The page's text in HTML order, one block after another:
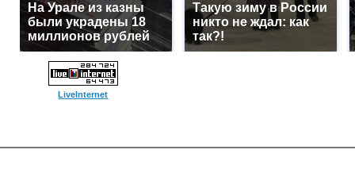
На Урале из казны
были украдены 18
миллионов рублей
Такую зиму в России
никто не ждал: как
так?!
LiveInternet